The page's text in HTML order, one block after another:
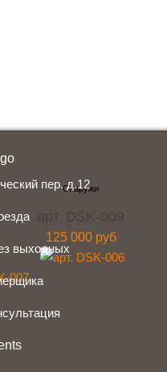
125 000 руб
пер. д.12
выходных